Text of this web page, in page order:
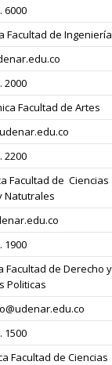
6000
Facultad de Ingeniería
2000
Facultad de Artes
2200
Facultad de Ciencias
Natutrales
1900
Facultad de Derecho y
Politicas
1500
Facultad de Ciencias